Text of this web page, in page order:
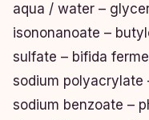
aqua / water –
isononanoate –
sulfate – bifida
sodium polyacrylate
sodium benzoate –